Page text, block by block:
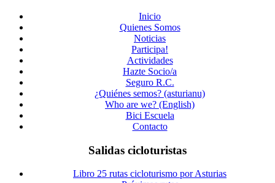
Inicio
Quienes Somos
Noticias
Participa!
Actividades
Hazte Socio/a
Seguro R.C.
¿Quiénes semos? (asturianu)
Who are we? (English)
Bici Escuela
Contacto
Salidas cicloturistas
Libro 25 rutas cicloturismo por Asturias